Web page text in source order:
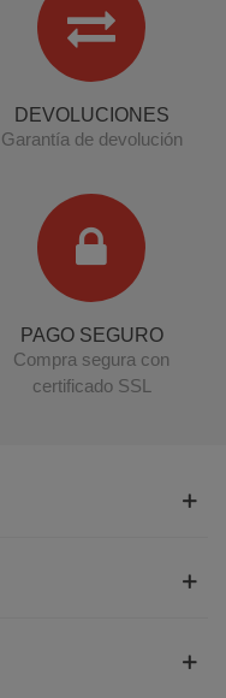
DEVOLUCIONES
Garantía de devolución
PAGO SEGURO
Compra segura con
certificado SSL